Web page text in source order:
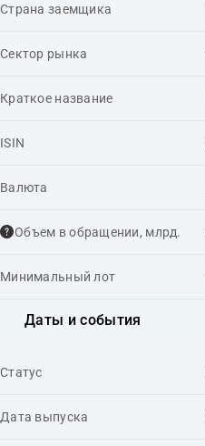
Страна заемщика
Сектор рынка
Краткое название
ISIN
Валюта
Объем в обращении, млрд.
Минимальный лот
Даты и события
Статус
Дата выпуска